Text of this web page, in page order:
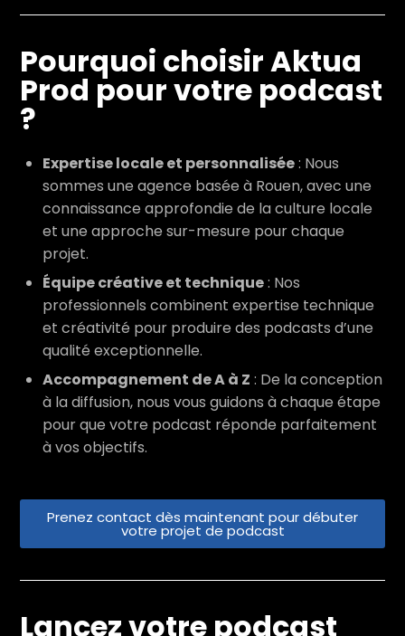
Pourquoi choisir Aktua
Prod pour votre podcast
?
Expertise locale et personnalisée: Nous
sommes une agence basée à Rouen, avec une
connaissance approfondie de la culture locale
et une approche sur-mesure pour chaque
projet.
Équipe créative et technique: Nos
professionnels combinent expertise technique
et créativité pour produire des podcasts d’une
qualité exceptionnelle.
Accompagnement de A à Z : De la conception
à la diffusion, nous vous guidons à chaque étape
pour que votre podcast réponde parfaitement
à vos objectifs.
Prenez contact dès maintenant pour débuter
votre projet de podcast
Lancez votre podcast